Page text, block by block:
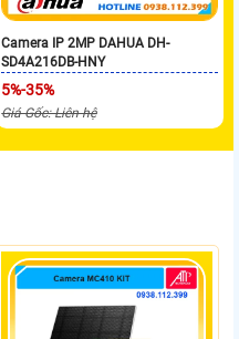
Camera IP 2MP DAHUA DH-
SD4A216DB-HNY
5%-35%
Giá Gốc: Liên hệ